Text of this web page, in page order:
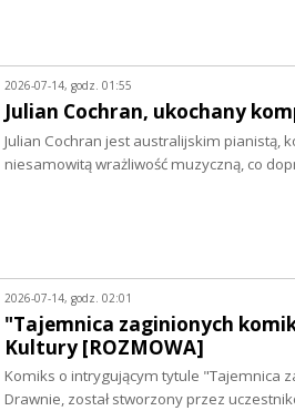
2026-07-14, godz. 01:55
Julian Cochran, ukochany
Julian Cochran jest australijskim pianistą,
niesamowitą wrażliwość muzyczną, co
2026-07-14, godz. 02:01
"Tajemnica zaginionych
Kultury [ROZMOWA]
Komiks o intrygującym tytule "Tajemnica
Drawnie, został stworzony przez